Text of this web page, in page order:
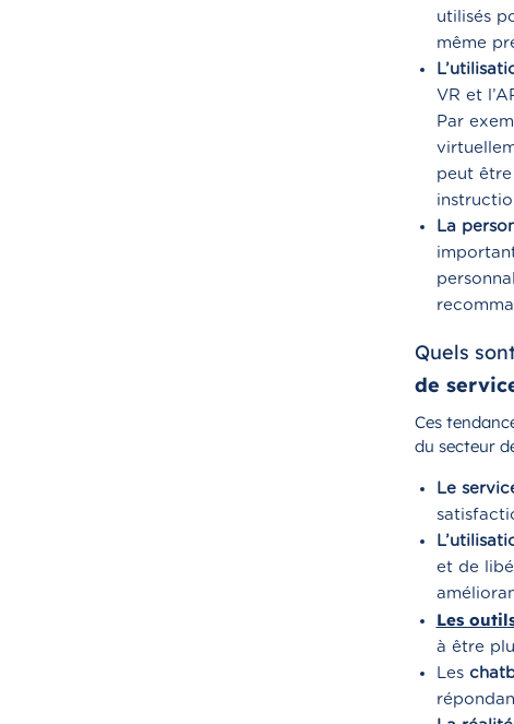
utilisés
même
VR et
Par
peut
La
Quels
de
Ces
du secteur
Le
et de
Les
à être
Les